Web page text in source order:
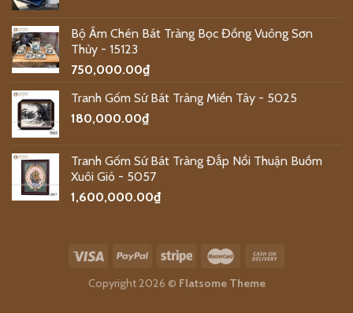
Bộ Ấm Chén Bát Tràng Bọc Đồng Vuông Sơn
Thủy - 15123
750,000.00₫
Tranh Gốm Sứ Bát Tràng Miền Tây - 5025
180,000.00₫
Tranh Gốm Sứ Bát Tràng Đắp Nổi Thuận Buồm
Xuôi Gió - 5057
1,600,000.00₫
Copyright 2026 © Flatsome Theme